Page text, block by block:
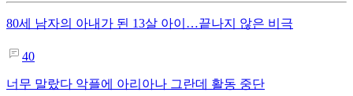
80세 남자의 아내가 된 13살 아이…끝나지 않은 비극
40
너무 말랐다 악플에 아리아나 그란데 활동 중단